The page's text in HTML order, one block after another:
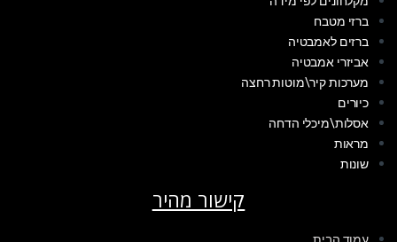
ברזי מטבח
ברזים לאמבטיה
אביזרי אמבטיה
מערכות קיר\מוטות רחצה
כיורים
אסלות\מיכלי הדחה
מראות
שונות
קישור מהיר